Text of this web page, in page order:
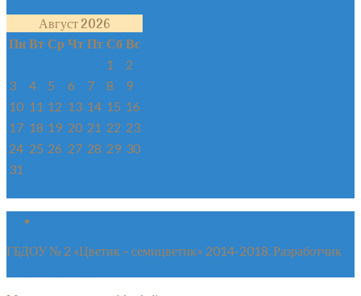
Август 2026
Пн Вт Ср Чт Пт Сб Вс
1
2
3
4 5 6 7 8
9
10 11 12 13 14 15 16
17 18 19 20 21 22 23
24 25 26 27 28 29 30
31
ГБДОУ № 2 «Цветик – семицветик» 2014-2018. Разработчик